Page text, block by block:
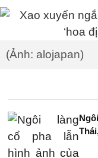
(Ảnh: alojapan)